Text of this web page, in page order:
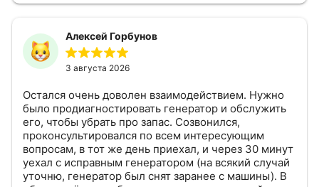
Алексей Горбунов
3 августа 2026
Остался очень доволен взаимодействием. Нужно
было продиагностировать генератор и обслужить
его, чтобы убрать про запас. Созвонился,
проконсультировался по всем интересующим
вопросам, в тот же день приехал, и через 30 минут
уехал с исправным генератором (на всякий случай
уточню, генератор был снят заранее с машины). В